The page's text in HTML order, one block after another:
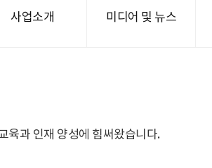
사업소개 미디어 및 뉴스
육과 인재 양성에 힘써왔습니다.